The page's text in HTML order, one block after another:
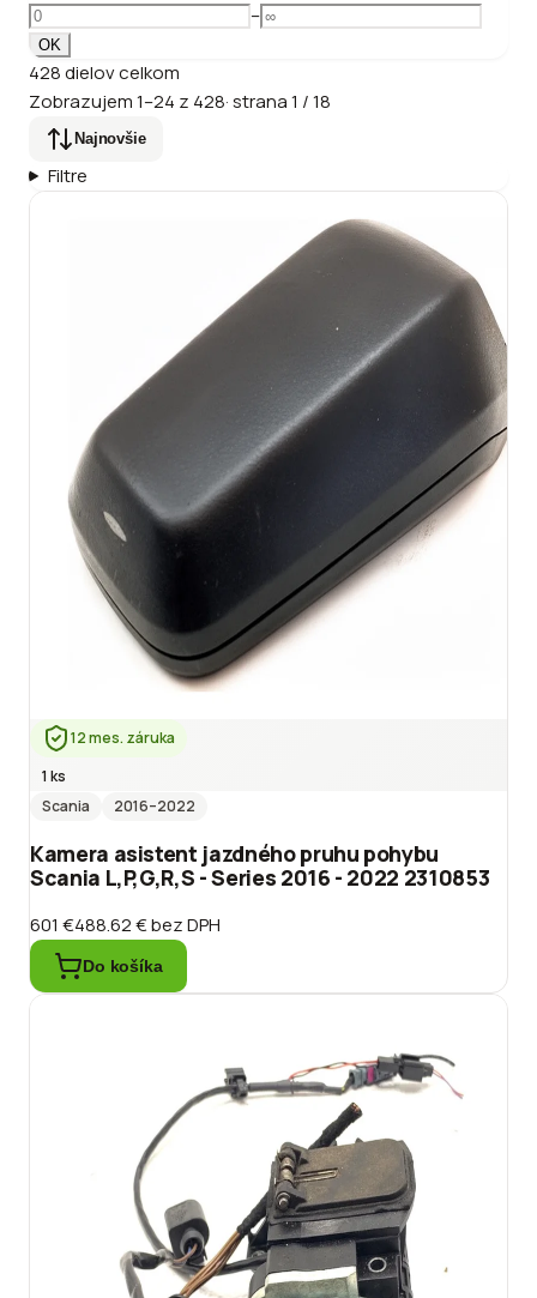
–
OK
428dielovcelkom
Zobrazujem1–24 z 428·strana1 /18
Najnovšie
Filtre
12 mes. záruka
1 ks
Scania
2016–2022
Kamera asistent jazdného pruhu pohybu
Scania L,P,G,R,S - Series 2016 - 2022 2310853
601 €488.62 €bez DPH
Do košíka